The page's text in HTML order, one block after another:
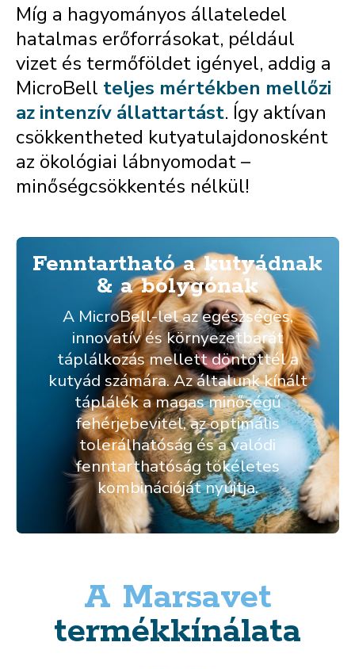
Míg a hagyományos állateledel
hatalmas erőforrásokat, például
vizet és termőföldet igényel, addig a
MicroBell teljes mértékben mellőzi
az intenzív állattartást. Így aktívan
csökkentheted kutyatulajdonosként
az ökológiai lábnyomodat –
minőségcsökkentés nélkül!
Fenntartható a kutyádnak
& a bolygónak
A MicroBell-lel az egészséges,
innovatív és környezetbarát
táplálkozás mellett döntöttél a
kutyád számára. Az általunk kínált
táplálék a magas minőségű
fehérjebevitel, az optimális
tolerálhatóság és a valódi
fenntarthatóság tökéletes
kombinációját nyújtja.
A Marsavet
termékkínálata